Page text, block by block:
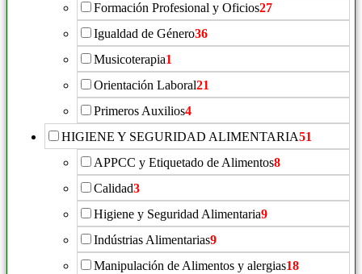
Formación Profesional y Oficios27
Igualdad de Género36
Musicoterapia1
Orientación Laboral21
Primeros Auxilios4
HIGIENE Y SEGURIDAD ALIMENTARIA51
APPCC y Etiquetado de Alimentos8
Calidad3
Higiene y Seguridad Alimentaria9
Indústrias Alimentarias9
Manipulación de Alimentos y alergias18